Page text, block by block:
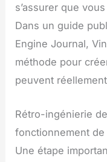
s’assurer que
Dans un guide
Engine Journal,
méthode pour
peuvent
Rétro-ingénierie
fonctionnement de
Une étape